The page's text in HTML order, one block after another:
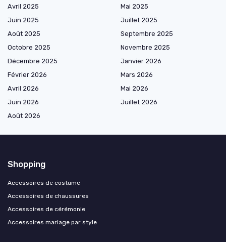
Avril 2025
Mai 2025
Juin 2025
Juillet 2025
Août 2025
Septembre 2025
Octobre 2025
Novembre 2025
Décembre 2025
Janvier 2026
Février 2026
Mars 2026
Avril 2026
Mai 2026
Juin 2026
Juillet 2026
Août 2026
Shopping
Accessoires de costume
Accessoires de chaussures
Accessoires de cérémonie
Accessoires mariage par style